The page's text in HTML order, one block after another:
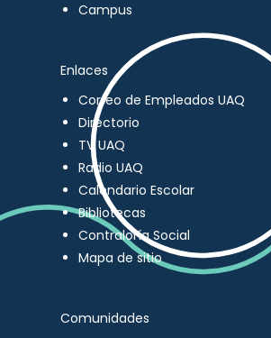
Campus
Enlaces
Correo de Empleados UAQ
Directorio
TV UAQ
Radio UAQ
Calendario Escolar
Bibliotecas
Contraloría Social
Mapa de sitio
Comunidades